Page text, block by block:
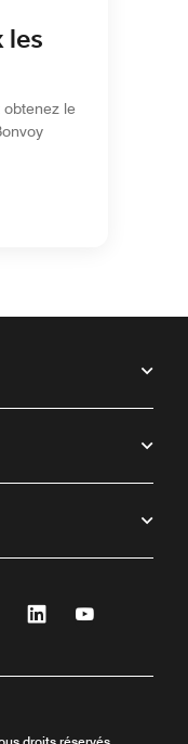
les
le
fenêtre
nouvelle fenêtre
Twitter
une nouvelle
Linkedin
Ouvre uneOuvre une